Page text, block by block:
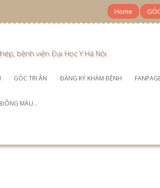
Home
bệnh viện Đại Học Y Hà Nội
GÓC TRI ÂN ĐĂNG KÝ KHÁM BỆNH
ĐÔNG MÁU…